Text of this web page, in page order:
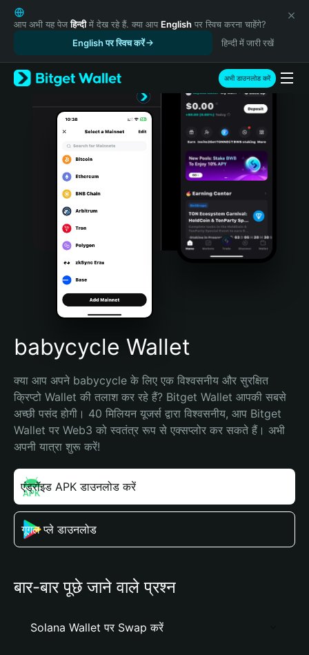
English
日本語
Русский
Español (Latinoamérica)
Türkçe
Português (Portugal)
Bahasa Indonesia
Português (Brasil)
Español (Argentina)
आप अभी यह पेजहिन्दीमें देख रहे हैं. क्या आप English पर स्विच करना चाहेंगे?
English पर स्विच करें
हिन्दी में जारी रखें
अभी डाउनलोड करें
babycycle Wallet
क्या आप अपने babycycle के लिए एक विश्वसनीय और सुरक्षित
क्रिप्टो Wallet की तलाश कर रहे हैं? Bitget Wallet आपकी सबसे
अच्छी पसंद होगी। 40 मिलियन यूजर्स द्वारा विश्वसनीय, आप Bitget
Wallet पर Web3 को स्वतंत्र रूप से एक्सप्लोर कर सकते हैं। अभी
अपनी यात्रा शुरू करें!
एंड्रॉइड APK डाउनलोड करें
गूगल प्ले डाउनलोड
बार-बार पूछे जाने वाले प्रश्न
Solana Wallet पर Swap करें